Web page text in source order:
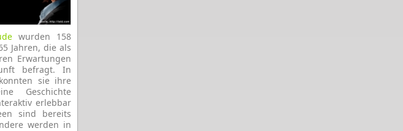
wurden 158
Jahren, die als
Erwartungen
befragt. In
sie ihre
Geschichte
erlebbar
sind bereits
werden in